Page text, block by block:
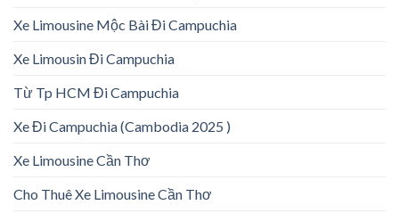
Xe Limousine Mộc Bài Đi Campuchia
Xe Limousin Đi Campuchia
Từ Tp HCM Đi Campuchia
Xe Đi Campuchia (Cambodia 2025 )
Xe Limousine Cần Thơ
Cho Thuê Xe Limousine Cần Thơ